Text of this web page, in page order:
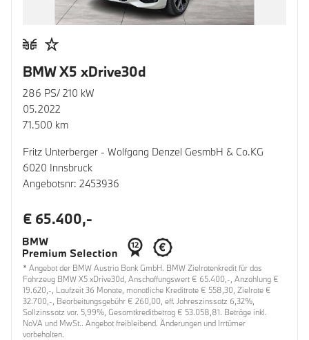
BMW X5 xDrive30d
286 PS/ 210 kW
05.2022
71.500 km
Fritz Unterberger - Wolfgang Denzel GesmbH & Co.KG
6020 Innsbruck
Angebotsnr: 2453936
€ 65.400,-
* Angebot der BMW Austria Bank GmbH. BMW Zielratenkredit für das
Fahrzeug BMW X5 xDrive30d, Anschaffungswert € 65.400,-, Anzahlung €
19.620,-, Laufzeit 36 Monate, monatliche Kreditrate € 558,30, Zielrate €
32.700,-, Bearbeitungsgebühr € 260,00, eff. Jahreszinssatz 6,32%,
Sollzinssatz var. 5,99%, Gesamtkreditbetrag € 53.058,81. Beträge inkl.
NoVA und MwSt.. Angebot freibleibend. Änderungen und Irrtümer
vorbehalten.